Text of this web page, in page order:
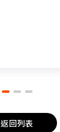
返回列表